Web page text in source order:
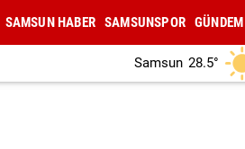
SAMSUN HABER SAMSUNSPOR GÜNDEM
Samsun 28.5°